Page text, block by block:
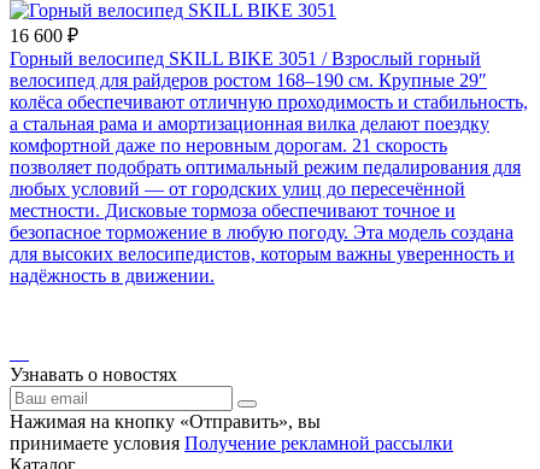
16 600 ₽
Горный велосипед SKILL BIKE 3051 / Взрослый горный
велосипед для райдеров ростом 168–190 см. Крупные 29″
колёса обеспечивают отличную проходимость и стабильность,
а стальная рама и амортизационная вилка делают поездку
комфортной даже по неровным дорогам. 21 скорость
позволяет подобрать оптимальный режим педалирования для
любых условий — от городских улиц до пересечённой
местности. Дисковые тормоза обеспечивают точное и
безопасное торможение в любую погоду. Эта модель создана
для высоких велосипедистов, которым важны уверенность и
надёжность в движении.
Узнавать о новостях
Нажимая на кнопку «Отправить», вы
принимаете условия Получение рекламной рассылки
Каталог